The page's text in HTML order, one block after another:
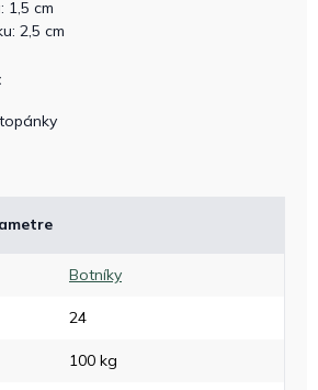
1,5 cm
2,5 cm
Botníky
24
100 kg